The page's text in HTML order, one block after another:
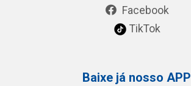
Facebook
TikTok
Baixe já nosso APP